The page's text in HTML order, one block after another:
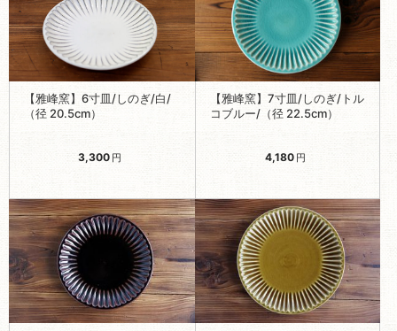
【雅峰窯】6寸皿/しのぎ/白/
（径 20.5cm）
3,300 円
【雅峰窯】7寸皿/しのぎ/トル
コブルー/（径 22.5cm）
4,180 円